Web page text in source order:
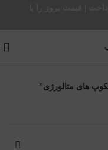
های متالورژی”